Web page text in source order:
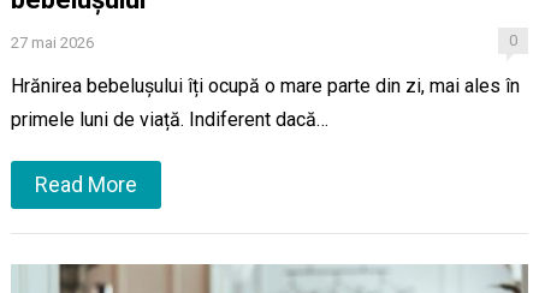
27 mai 2026 0
Hrănirea bebelușului îți ocupă o mare parte din zi, mai ales în
primele luni de viață. Indiferent dacă…
Read More